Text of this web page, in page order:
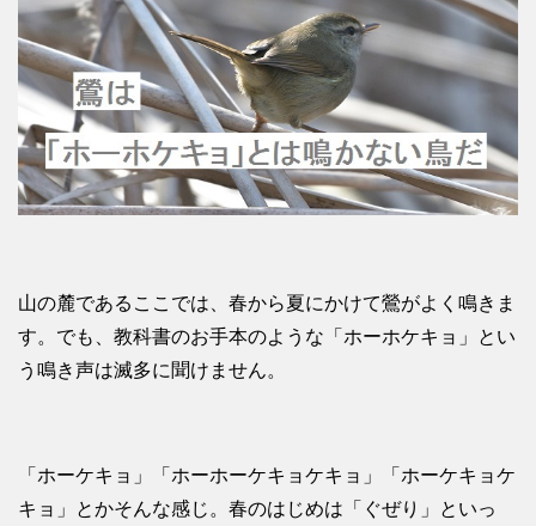
山の麓であるここでは、春から夏にかけて鶯がよく鳴きま
す。でも、教科書のお手本のような「ホーホケキョ」とい
う鳴き声は滅多に聞けません。
「ホーケキョ」「ホーホーケキョケキョ」「ホーケキョケ
キョ」とかそんな感じ。春のはじめは「ぐぜり」といっ